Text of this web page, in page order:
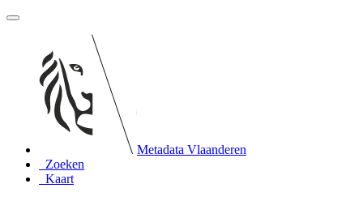
Metadata Vlaanderen
Zoeken
Kaart